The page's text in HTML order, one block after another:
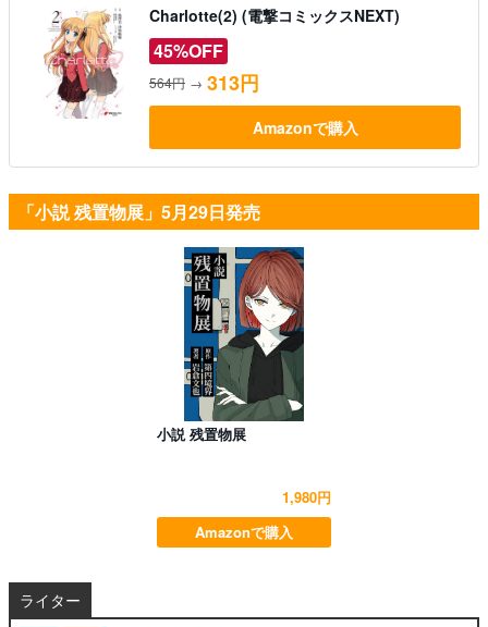
Charlotte(2) (電撃コミックスNEXT)
45%OFF
564円 → 313円
Amazonで購入
「小説 残置物展」5月29日発売
小説 残置物展
1,980円
Amazonで購入
ライター